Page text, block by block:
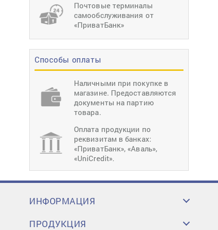
Почтовые терминалы
самообслуживания от
«ПриватБанк»
Способы оплаты
Наличными при покупке в
магазине. Предоставляются
документы на партию
товара.
Оплата продукции по
реквизитам в банках:
«ПриватБанк», «Аваль»,
«UniCredit».
ИНФОРМАЦИЯ
ПРОДУКЦИЯ